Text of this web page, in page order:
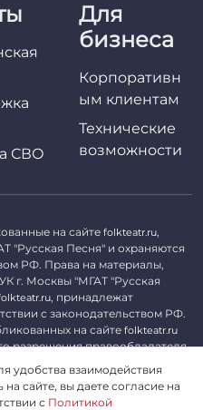
СВО
Для
бизнеса
Корпоративн
ым клиентам
Технические
возможности
на сайте folkteatr.ru,
"Русская Песня" и охраняются
РФ. Права на материалы,
г. Москвы "МГАТ "Русская
, принадлежат
с законодательством РФ.
на сайте folkteatr.ru
разрешения правообладателя.
песня». ОГРН 1027739279182,
удобства взаимодействия
сайте, вы даете согласие на
с Политикой